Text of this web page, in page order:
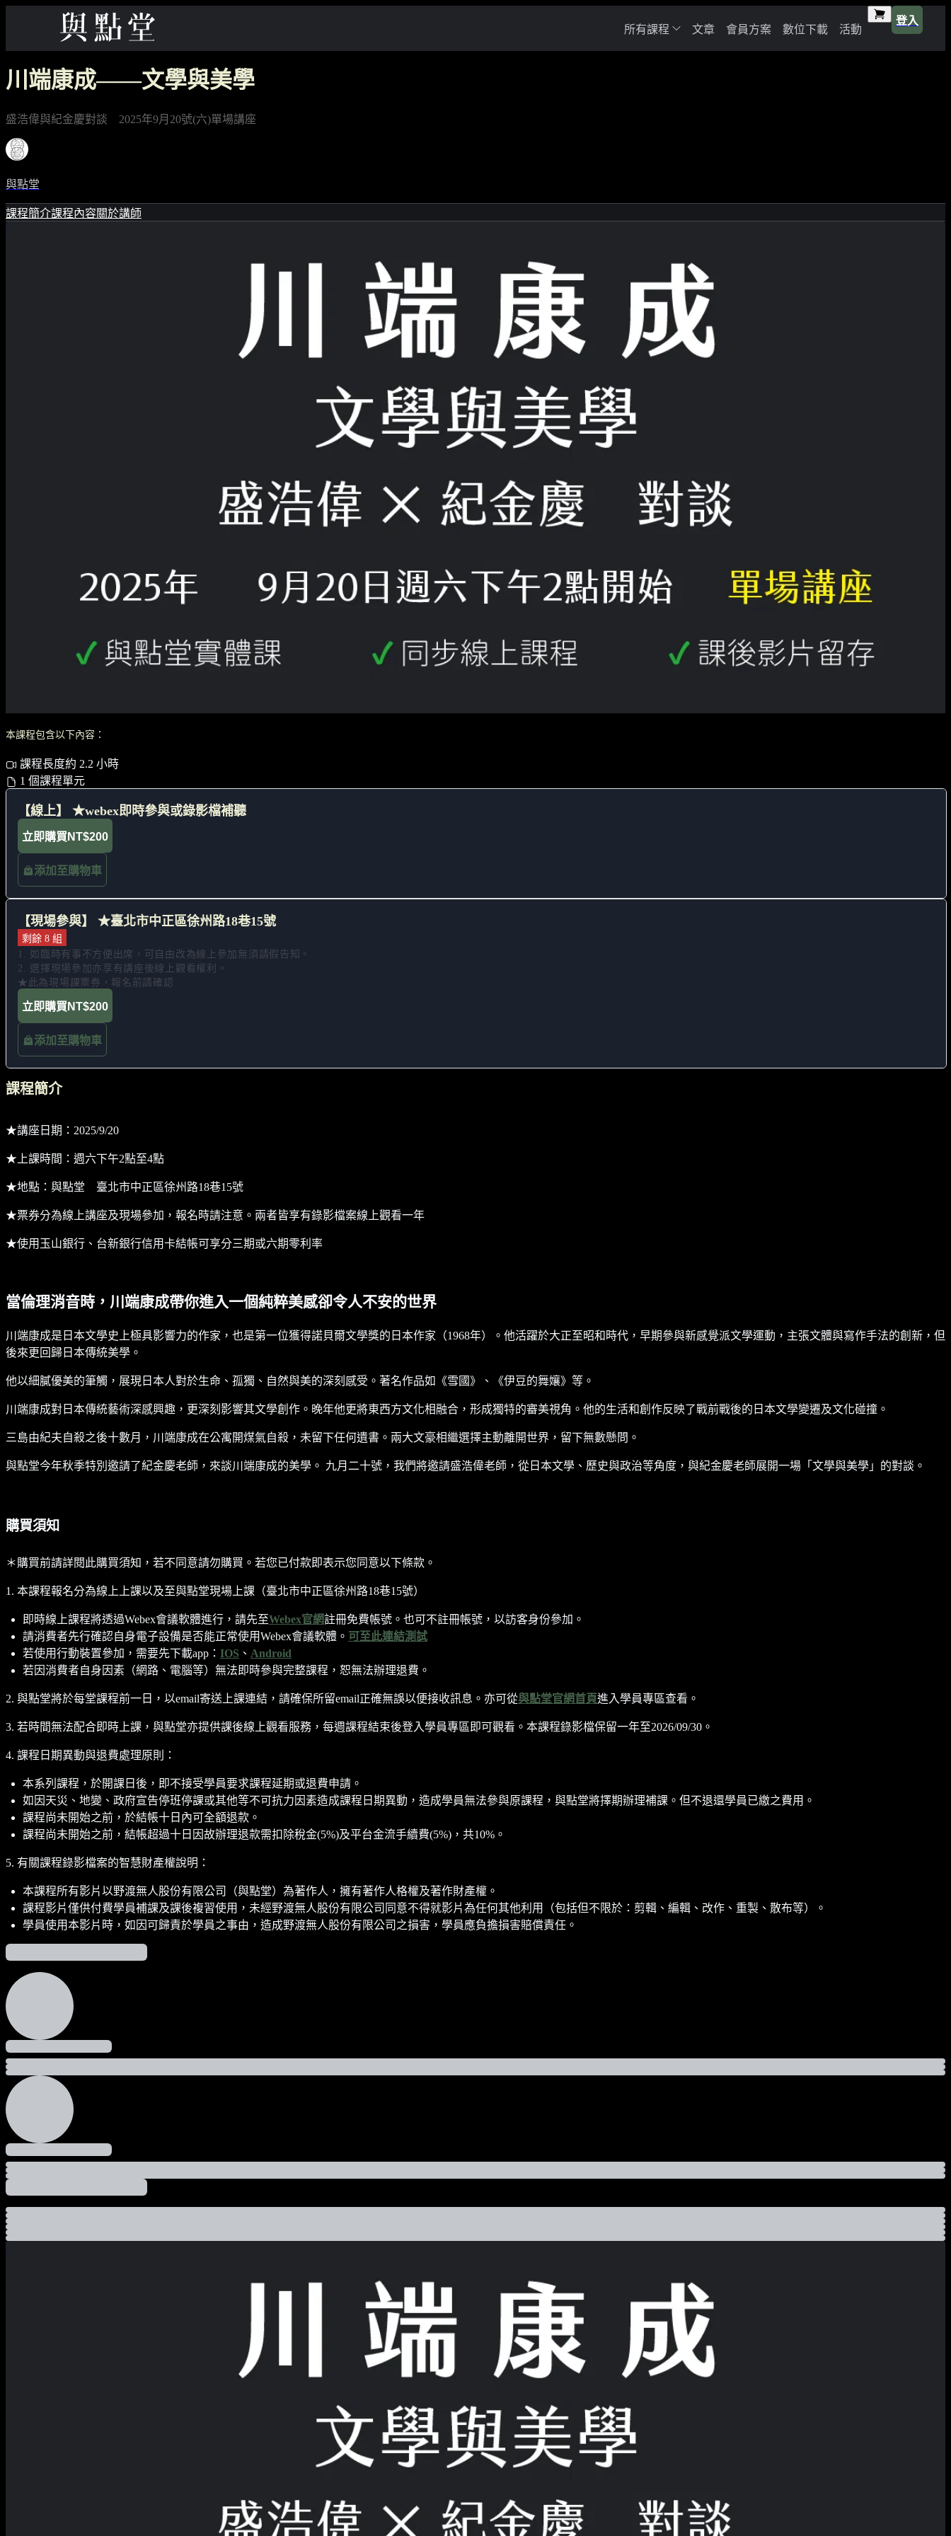
所有課程 文章 會員方案 數位下載 活動
登入
川端康成——文學與美學
盛浩偉與紀金慶對談 2025年9月20號(六)單場講座
與點堂
課程簡介課程內容關於講師
本課程包含以下內容：
課程長度約 2.2 小時
1 個課程單元
【線上】 ★webex即時參與或錄影檔補聽
立即購買 NT$200
添加至購物車
【現場參與】 ★臺北市中正區徐州路18巷15號
剩餘 8 組
1. 如臨時有事不方便出席，可自由改為線上參加無須請假告知。
2. 選擇現場參加亦享有講座後線上觀看權利。
★此為現場課票券，報名前請確認
立即購買 NT$200
添加至購物車
課程簡介
★講座日期：2025/9/20
★上課時間：週六下午2點至4點
★地點：與點堂 臺北市中正區徐州路18巷15號
★票券分為線上講座及現場參加，報名時請注意。兩者皆享有錄影檔案線上觀看一年
★使用玉山銀行、台新銀行信用卡結帳可享分三期或六期零利率
當倫理消音時，川端康成帶你進入一個純粹美感卻令人不安的世界
川端康成是日本文學史上極具影響力的作家，也是第一位獲得諾貝爾文學獎的日本作家（1968年）。他活躍於大正至昭和時代，早期參與新感覺派文學運動，主張文體與寫作手法的創新，但
後來更回歸日本傳統美學。
他以細膩優美的筆觸，展現日本人對於生命、孤獨、自然與美的深刻感受。著名作品如《雪國》、《伊豆的舞孃》等。
川端康成對日本傳統藝術深感興趣，更深刻影響其文學創作。晚年他更將東西方文化相融合，形成獨特的審美視角。他的生活和創作反映了戰前戰後的日本文學變遷及文化碰撞。
三島由紀夫自殺之後十數月，川端康成在公寓開煤氣自殺，未留下任何遺書。兩大文豪相繼選擇主動離開世界，留下無數懸問。
與點堂今年秋季特別邀請了紀金慶老師，來談川端康成的美學。 九月二十號，我們將邀請盛浩偉老師，從日本文學、歷史與政治等角度，與紀金慶老師展開一場「文學與美學」的對談。
購買須知
＊購買前請詳閱此購買須知，若不同意請勿購買。若您已付款即表示您同意以下條款。
1. 本課程報名分為線上上課以及至與點堂現場上課（臺北市中正區徐州路18巷15號）
即時線上課程將透過Webex會議軟體進行，請先至Webex官網註冊免費帳號。也可不註冊帳號，以訪客身份參加。
請消費者先行確認自身電子設備是否能正常使用Webex會議軟體。 可至此連結測試
若使用行動裝置參加，需要先下載app： IOS 、 Android
若因消費者自身因素（網路、電腦等）無法即時參與完整課程，恕無法辦理退費。
2. 與點堂將於每堂課程前一日，以email寄送上課連結，請確保所留email正確無誤以便接收訊息。亦可從與點堂官網首頁進入學員專區查看。
3. 若時間無法配合即時上課，與點堂亦提供課後線上觀看服務，每週課程結束後登入學員專區即可觀看。本課程錄影檔保留一年至2026/09/30。
4. 課程日期異動與退費處理原則：
本系列課程，於開課日後，即不接受學員要求課程延期或退費申請。
如因天災、地變、政府宣告停班停課或其他等不可抗力因素造成課程日期異動，造成學員無法參與原課程，與點堂將擇期辦理補課。但不退還學員已繳之費用。
課程尚未開始之前，於結帳十日內可全額退款。
課程尚未開始之前，結帳超過十日因故辦理退款需扣除稅金(5%)及平台金流手續費(5%)，共10%。
5. 有關課程錄影檔案的智慧財產權說明：
本課程所有影片以野渡無人股份有限公司（與點堂）為著作人，擁有著作人格權及著作財產權。
課程影片僅供付費學員補課及課後複習使用，未經野渡無人股份有限公司同意不得就影片為任何其他利用（包括但不限於：剪輯、編輯、改作、重製、散布等）。
學員使用本影片時，如因可歸責於學員之事由，造成野渡無人股份有限公司之損害，學員應負擔損害賠償責任。